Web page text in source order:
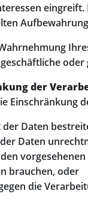
eingreift.
der
Einschränkung
der Daten
Daten
brauchen, oder
die